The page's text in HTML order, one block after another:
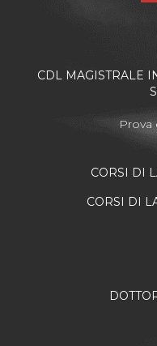
CDL MAGISTRALE
CORSI DI
CORSI DI